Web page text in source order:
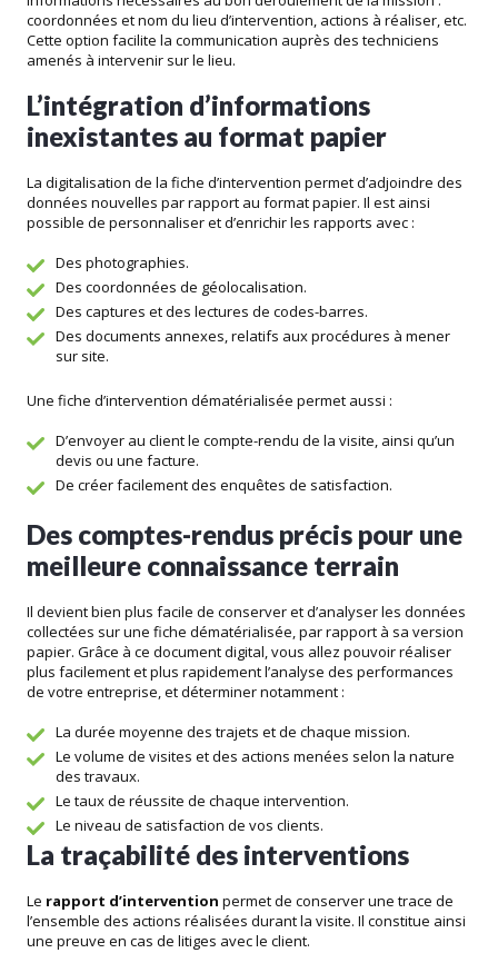
coordonnées et nom du lieu d’intervention, actions à réaliser, etc.
Cette option facilite la communication auprès des techniciens
amenés à intervenir sur le lieu.
L’intégration d’informations
inexistantes au format papier
La digitalisation de la fiche d’intervention permet d’adjoindre des
données nouvelles par rapport au format papier. Il est ainsi
possible de personnaliser et d’enrichir les rapports avec :
Des photographies.
Des coordonnées de géolocalisation.
Des captures et des lectures de codes-barres.
Des documents annexes, relatifs aux procédures à mener
sur site.
Une fiche d’intervention dématérialisée permet aussi :
D’envoyer au client le compte-rendu de la visite, ainsi qu’un
devis ou une facture.
De créer facilement des enquêtes de satisfaction.
Des comptes-rendus précis pour une
meilleure connaissance terrain
Il devient bien plus facile de conserver et d’analyser les données
collectées sur une fiche dématérialisée, par rapport à sa version
papier. Grâce à ce document digital, vous allez pouvoir réaliser
plus facilement et plus rapidement l’analyse des performances
de votre entreprise, et déterminer notamment :
La durée moyenne des trajets et de chaque mission.
Le volume de visites et des actions menées selon la nature
des travaux.
Le taux de réussite de chaque intervention.
Le niveau de satisfaction de vos clients.
La traçabilité des interventions
Le rapport d’intervention permet de conserver une trace de
l’ensemble des actions réalisées durant la visite. Il constitue ainsi
une preuve en cas de litiges avec le client.